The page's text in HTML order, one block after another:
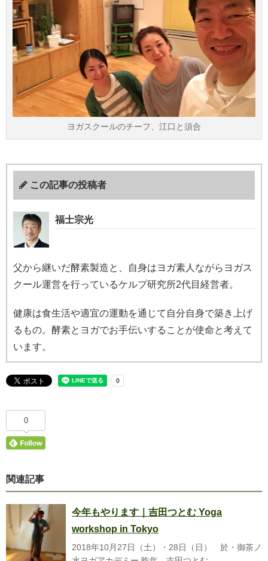
ヨガスクールのチーフ、江口と須合
この記事の投稿者
福士宗光
父から継いだ酵素製造と、自身はヨガ素人ながらヨガス
クール運営を行っているケルプ研究所2代目経営者。
健康は食生活や適宜の運動を通じて自分自身で築き上げ
るもの。酵素とヨガでお手伝いすることが使命と考えて
います。
0
関連記事
今年もやります｜吉田つとむ Yoga
workshop in Tokyo
2018年10月27日（土）・28日（日） 於・御茶ノ